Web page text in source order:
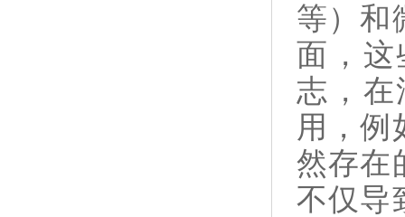
等）和
面，这
志，
用，例
然存在
不仅导